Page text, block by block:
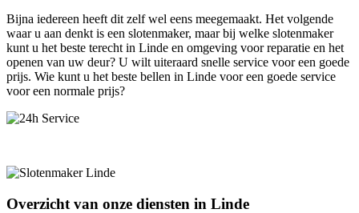
Bijna iedereen heeft dit zelf wel eens meegemaakt. Het volgende
waar u aan denkt is een slotenmaker, maar bij welke slotenmaker
kunt u het beste terecht in Linde en omgeving voor reparatie en het
openen van uw deur? U wilt uiteraard snelle service voor een goede
prijs. Wie kunt u het beste bellen in Linde voor een goede service
voor een normale prijs?
Overzicht van onze diensten in Linde